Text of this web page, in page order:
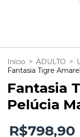
Início > ADULTO >
Fantasia Tigre
Fantasia
Pelúcia
R$798,90